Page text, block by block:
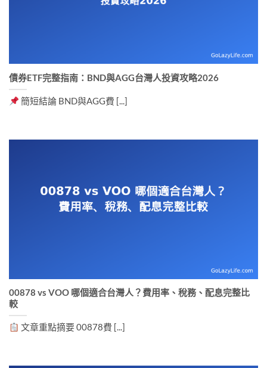
債券ETF完整指南：BND與AGG台灣人投資攻略2026
簡短結論 BND與AGG費 [...]
00878 vs VOO 哪個適合台灣人？費用率、稅務、配息完整比
較
文章重點摘要 00878費 [...]